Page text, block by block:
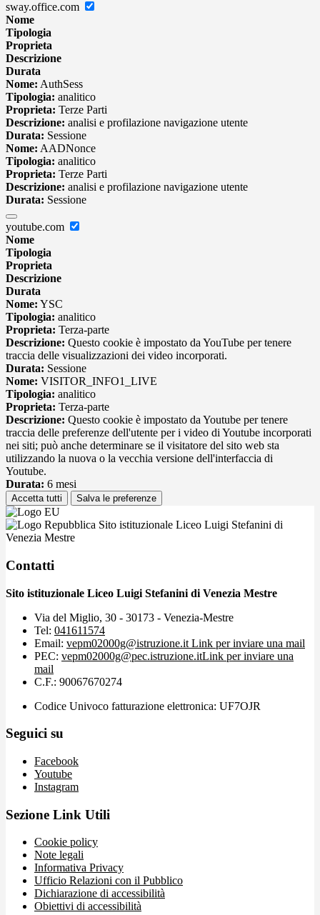
sway.office.com
Nome
Tipologia
Proprieta
Descrizione
Durata
Nome: AuthSess
Tipologia: analitico
Proprieta: Terze Parti
Descrizione: analisi e profilazione navigazione utente
Durata: Sessione
Nome: AADNonce
Tipologia: analitico
Proprieta: Terze Parti
Descrizione: analisi e profilazione navigazione utente
Durata: Sessione
youtube.com
Nome
Tipologia
Proprieta
Descrizione
Durata
Nome: YSC
Tipologia: analitico
Proprieta: Terza-parte
Descrizione: Questo cookie è impostato da YouTube per tenere
traccia delle visualizzazioni dei video incorporati.
Durata: Sessione
Nome: VISITOR_INFO1_LIVE
Tipologia: analitico
Proprieta: Terza-parte
Descrizione: Questo cookie è impostato da Youtube per tenere
traccia delle preferenze dell'utente per i video di Youtube incorporati
nei siti; può anche determinare se il visitatore del sito web sta
utilizzando la nuova o la vecchia versione dell'interfaccia di
Youtube.
Durata: 6 mesi
Accetta tutti Salva le preferenze
Sito istituzionale Liceo Luigi Stefanini di
Venezia Mestre
Contatti
Sito istituzionale Liceo Luigi Stefanini di Venezia Mestre
Via del Miglio, 30 - 30173 - Venezia-Mestre
Tel: 041611574
Email: vepm02000g@istruzione.it Link per inviare una mail
PEC: vepm02000g@pec.istruzione.itLink per inviare una
mail
C.F.: 90067670274
Codice Univoco fatturazione elettronica: UF7OJR
Seguici su
Facebook
Youtube
Instagram
Sezione Link Utili
Cookie policy
Note legali
Informativa Privacy
Ufficio Relazioni con il Pubblico
Dichiarazione di accessibilità
Obiettivi di accessibilità